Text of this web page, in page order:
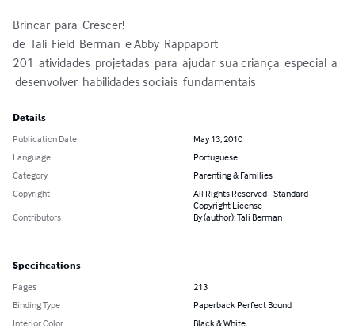
Brincar  para  Crescer!
de  Tali  Field  Berman  e Abby  Rappaport
201  atividades  projetadas  para  ajudar  sua criança  especial  a
desenvolver  habilidades sociais  fundamentais
Details
Publication Date
May 13, 2010
Language
Portuguese
Category
Parenting & Families
Copyright
All Rights Reserved - Standard
Copyright License
Contributors
By (author): Tali Berman
Specifications
Pages
213
Binding Type
Paperback Perfect Bound
Interior Color
Black & White